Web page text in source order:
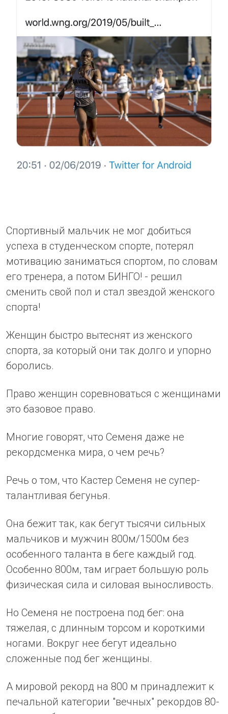
Спортивный мальчик не мог добиться
успеха в студенческом спорте, потерял
мотивацию заниматься спортом, по словам
его тренера, а потом БИНГО! - решил
сменить свой пол и стал звездой женского
спорта!
Женщин быстро вытеснят из женского
спорта, за который они так долго и упорно
боролись.
Право женщин соревноваться с женщинами
это базовое право.
Многие говорят, что Семеня даже не
рекордсменка мира, о чем речь?
Речь о том, что Кастер Семеня не супер-
талантливая бегунья.
Она бежит так, как бегут тысячи сильных
мальчиков и мужчин 800м/1500м без
особенного таланта в беге каждый год.
Особенно 800м, там играет большую роль
физическая сила и силовая выносливость.
Но Семеня не построена под бег: она
тяжелая, с длинным торсом и короткими
ногами. Вокруг нее бегут идеально
сложенные под бег женщины.
А мировой рекорд на 800 м принадлежит к
печальной категории "вечных" рекордов 80-